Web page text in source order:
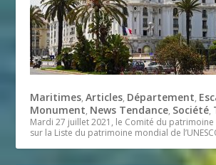
Maritimes,Articles, Département,
Monument, News Tendance, Société,
Mardi 27 juillet 2021, le Comité du
sur la Liste du patrimoine mondial de